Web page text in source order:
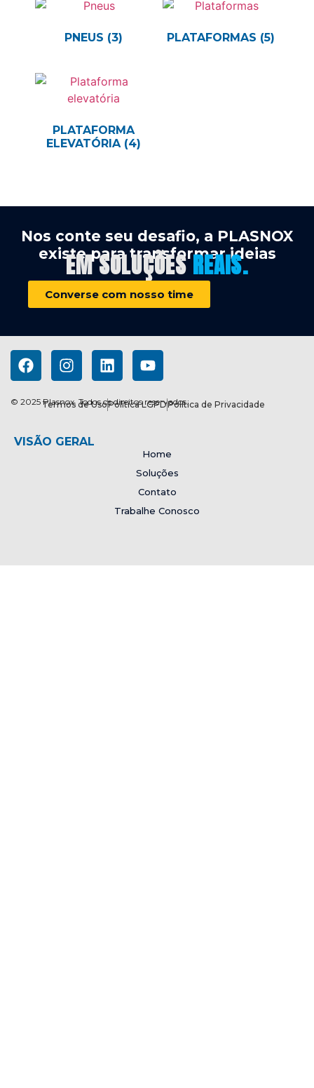
PNEUS (3) PLATAFORMAS (5)
PLATAFORMA
ELEVATÓRIA (4)
Nos conte seu desafio, a PLASNOX
existe para transformar ideias
EM SOLUÇÕESREAIS.
Converse com nosso time
© 2025 Plasnox. Todos os direitos reservados.
Termos de UsoPolítica LGPDPolítica de Privacidade
VISÃO GERAL
Home
Soluções
Contato
Trabalhe Conosco